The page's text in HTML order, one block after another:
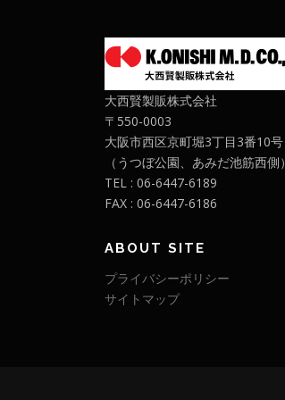
大西賢製販株式会社
〒550-0003
大阪市西区京町堀3丁目3番10号
（うつぼ公園、あみだ池筋西側）
TEL : 06-6447-6189
FAX : 06-6447-6186
ABOUT SITE
プライバシーポリシー
サイトマップ